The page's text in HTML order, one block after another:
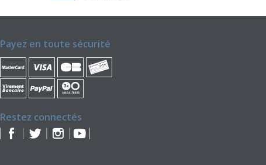
Payez en toute sécurité
Restez connectés